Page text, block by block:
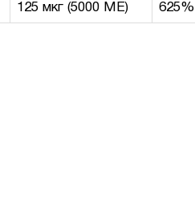
125 мкг (5000 МЕ) 625%